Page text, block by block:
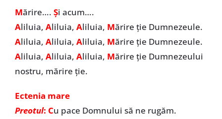
Mărire…. Și acum….
Aliluia, Aliluia, Aliluia, Mărire ție Dumnezeule.
Aliluia, Aliluia, Aliluia, Mărire ție Dumnezeule.
Aliluia, Aliluia, Aliluia, Mărire ție Dumnezeului
nostru, mărire ție.
Ectenia mare
Preotul: Cu pace Domnului să ne rugăm.